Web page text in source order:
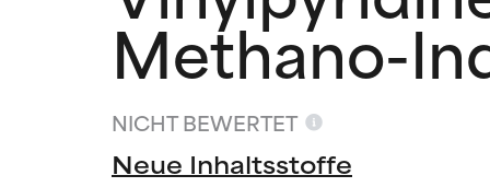
Methano-
NICHT BEWERTET
Neue Inhaltsstoffe